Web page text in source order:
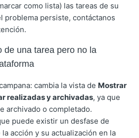
como lista) las tareas de su
problema persiste, contáctanos
de una tarea pero no la
cambia la vista de Mostrar
realizadas y archivadas, ya que
archivado o completado.
puede existir un desfase de
acción y su actualización en la